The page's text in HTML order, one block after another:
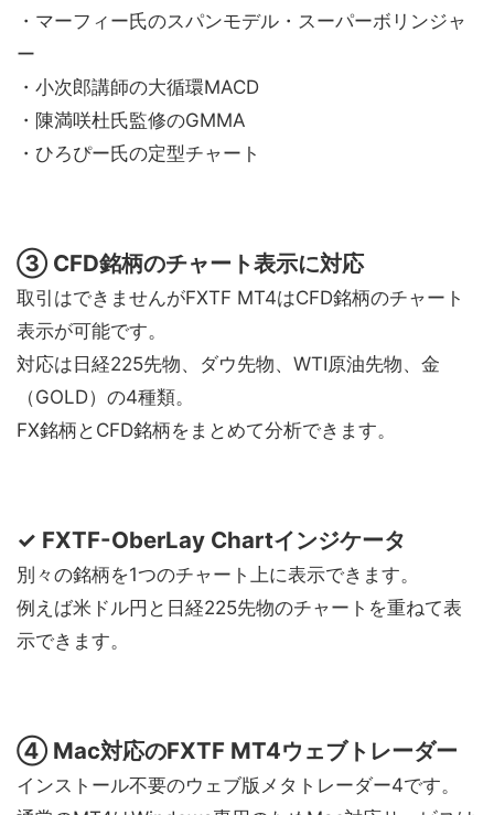
・マーフィー氏のスパンモデル・スーパーボリンジャ
ー
・小次郎講師の大循環MACD
・陳満咲杜氏監修のGMMA
・ひろぴー氏の定型チャート
③ CFD銘柄のチャート表示に対応
取引はできませんがFXTF MT4はCFD銘柄のチャート
表示が可能です。
対応は日経225先物、ダウ先物、WTI原油先物、金
（GOLD）の4種類。
FX銘柄とCFD銘柄をまとめて分析できます。
✓ FXTF-OberLay Chartインジケータ
別々の銘柄を1つのチャート上に表示できます。
例えば米ドル円と日経225先物のチャートを重ねて表
示できます。
④ Mac対応のFXTF MT4ウェブトレーダー
インストール不要のウェブ版メタトレーダー4です。